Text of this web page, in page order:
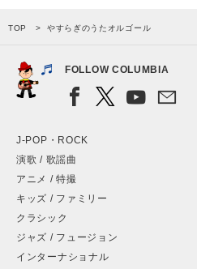
TOP やすらぎのうたオルゴール
FOLLOW COLUMBIA
J-POP・ROCK
演歌 / 歌謡曲
アニメ / 特撮
キッズ / ファミリー
クラシック
ジャズ / フュージョン
インターナショナル